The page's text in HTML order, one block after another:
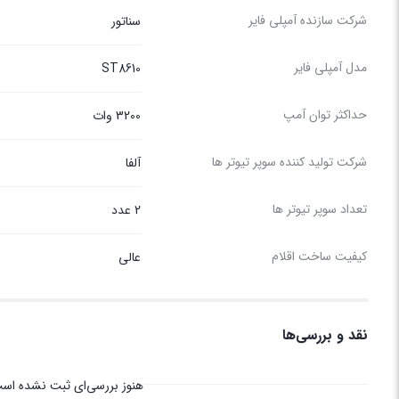
شرکت سازنده آمپلی فایر سناتور
مدل آمپلی فایر ST8610
حداکثر توان آمپ 3200 وات
شرکت تولید کننده سوپر تیوتر ها آلفا
تعداد سوپر تیوتر ها 2 عدد
کیفیت ساخت اقلام عالی
نقد و بررسی‌ها
هنوز بررسی‌ای ثبت نشده